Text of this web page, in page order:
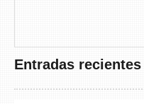
Entradas recientes